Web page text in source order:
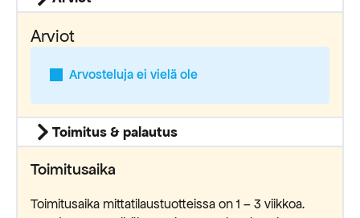
Arviot
Arvosteluja ei vielä ole
Toimitus & palautus
Toimitusaika
Toimitusaika mittatilaustuotteissa on 1 – 3 viikkoa.